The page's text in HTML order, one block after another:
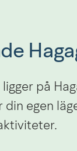
på
din egen